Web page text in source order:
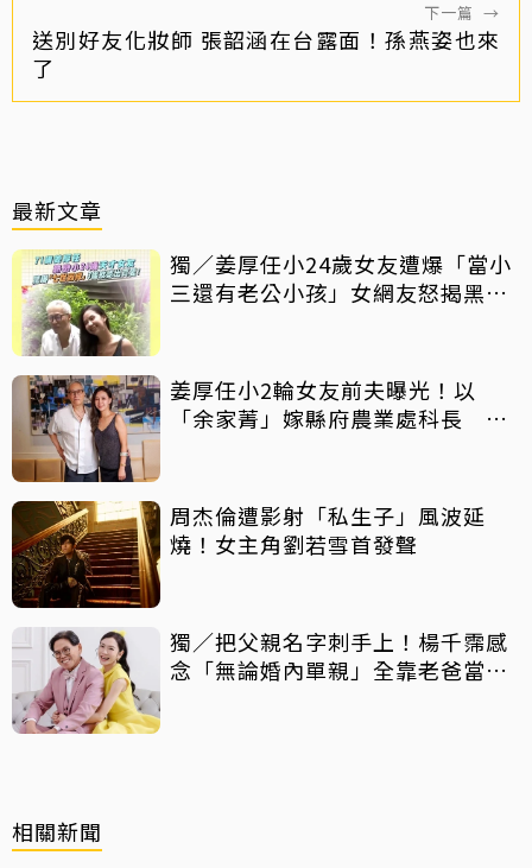
下一篇 →
送別好友化妝師 張韶涵在台露面！孫燕姿也來
了
最新文章
獨／姜厚任小24歲女友遭爆「當小
三還有老公小孩」女網友怒揭黑歷
姜厚任小2輪女友前夫曝光！以
「余家菁」嫁縣府農業處科長 交
周杰倫遭影射「私生子」風波延
燒！女主角劉若雪首發聲
獨／把父親名字刺手上！楊千霈感
念「無論婚內單親」全靠老爸當後
相關新聞